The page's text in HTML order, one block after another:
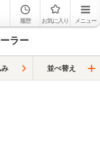
履歴 お気に入り メニュー
ラー
並べ替え